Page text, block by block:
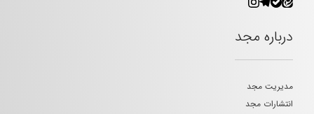
درباره مجد
مدیریت مجد
انتشارات مجد